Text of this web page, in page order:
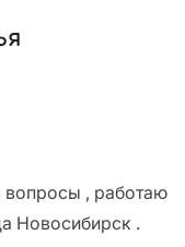
вопросы , работаю
Новосибирск .